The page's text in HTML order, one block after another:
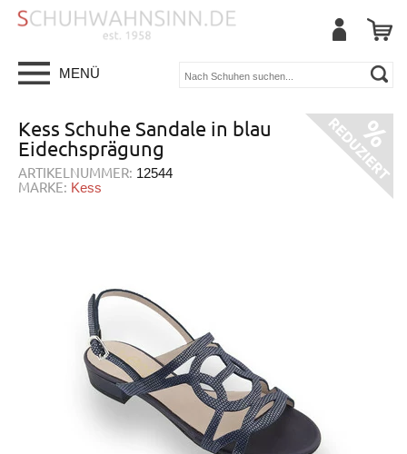
MENÜ
Kess Schuhe Sandale in blau
Eidechsprägung
ARTIKELNUMMER: 12544
MARKE: Kess